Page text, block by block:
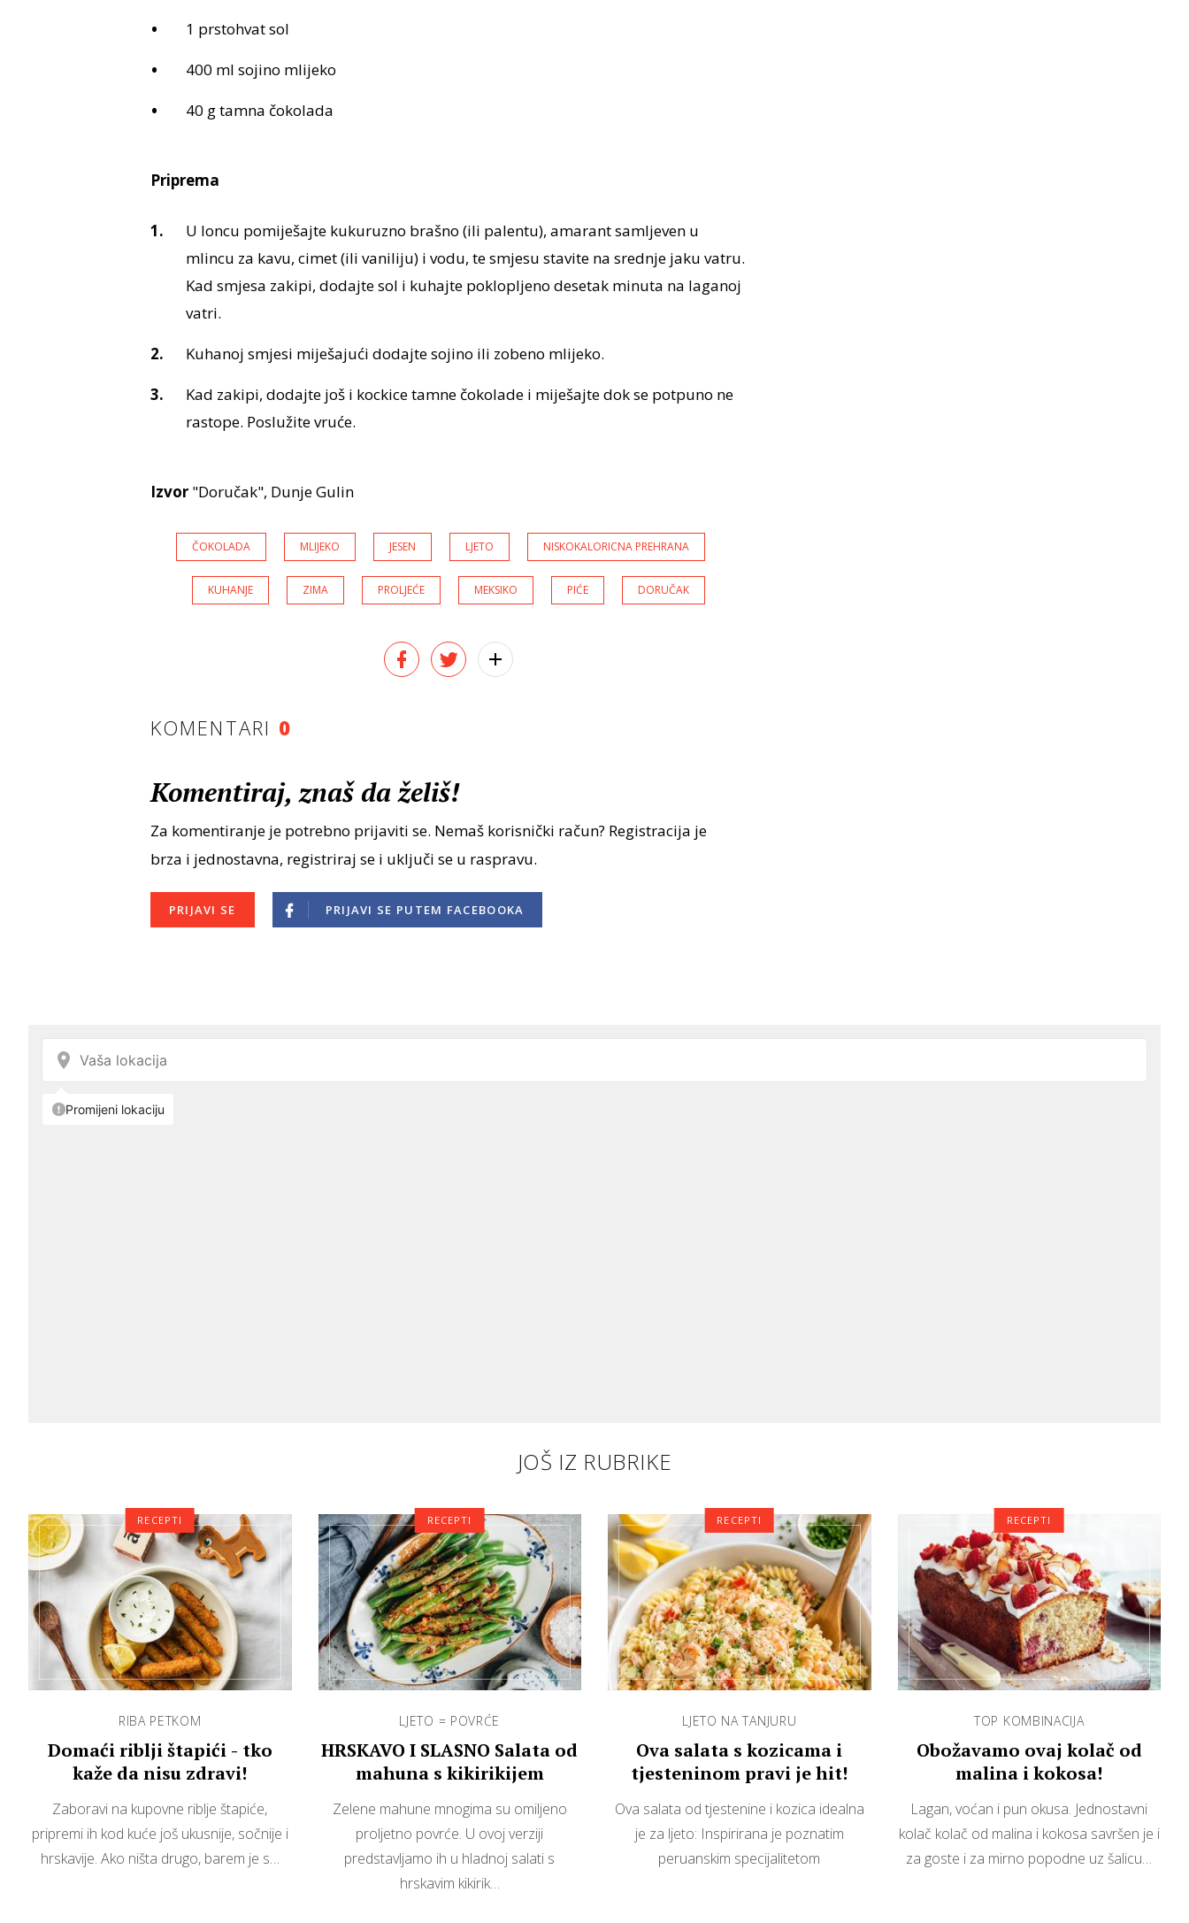
1 prstohvat sol
400 ml sojino mlijeko
40 g tamna čokolada
Priprema
U loncu pomiješajte kukuruzno brašno (ili palentu), amarant samljeven u
mlincu za kavu, cimet (ili vaniliju) i vodu, te smjesu stavite na srednje jaku vatru.
Kad smjesa zakipi, dodajte sol i kuhajte poklopljeno desetak minuta na laganoj
vatri.
Kuhanoj smjesi miješajući dodajte sojino ili zobeno mlijeko.
Kad zakipi, dodajte još i kockice tamne čokolade i miješajte dok se potpuno ne
rastope. Poslužite vruće.
Izvor "Doručak", Dunje Gulin
ČOKOLADA MLIJEKO JESEN LJETO NISKOKALORICNA PREHRANA
KUHANJE ZIMA PROLJEĆE MEKSIKO PIĆE DORUČAK
KOMENTARI 0
Komentiraj, znaš da želiš!
Za komentiranje je potrebno prijaviti se. Nemaš korisnički račun? Registracija je
brza i jednostavna, registriraj se i uključi se u raspravu.
PRIJAVI SE PRIJAVI SE PUTEM FACEBOOKA
JOŠ IZ RUBRIKE
RIBA PETKOM
Domaći riblji štapići - tko
kaže da nisu zdravi!
Zaboravi na kupovne riblje štapiće,
pripremi ih kod kuće još ukusnije, sočnije i
hrskavije. Ako ništa drugo, barem je s…
RECEPTI
LJETO = POVRĆE
HRSKAVO I SLASNO Salata od
mahuna s kikirikijem
Zelene mahune mnogima su omiljeno
proljetno povrće. U ovoj verziji
predstavljamo ih u hladnoj salati s
hrskavim kikirik…
RECEPTI
LJETO NA TANJURU
Ova salata s kozicama i
tjesteninom pravi je hit!
Ova salata od tjestenine i kozica idealna
je za ljeto: Inspirirana je poznatim
peruanskim specijalitetom
RECEPTI
TOP KOMBINACIJA
Obožavamo ovaj kolač od
malina i kokosa!
Lagan, voćan i pun okusa. Jednostavni
kolač kolač od malina i kokosa savršen je i
za goste i za mirno popodne uz šalicu…
RECEPTI